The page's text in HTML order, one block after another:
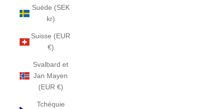
Suède (SEK
kr)
Suisse (EUR
€)
Svalbard et
Jan Mayen
(EUR €)
Tchéquie